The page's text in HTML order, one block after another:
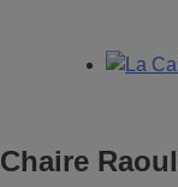
Chaire